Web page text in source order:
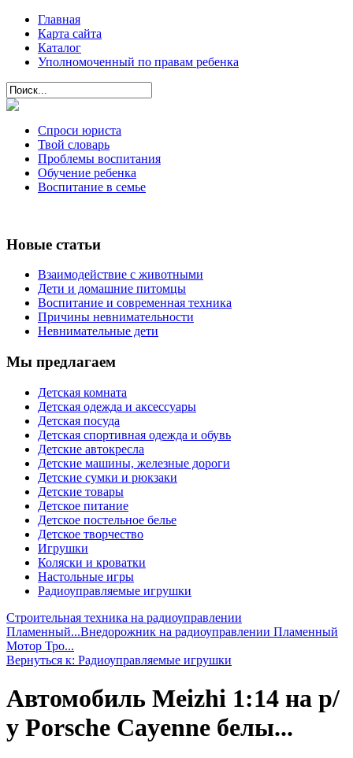
Главная
Карта сайта
Каталог
Уполномоченный по правам ребенка
Спроси юриста
Твой словарь
Проблемы воспитания
Обучение ребенка
Воспитание в семье
Новые статьи
Взаимодействие с животными
Дети и домашние питомцы
Воспитание и современная техника
Причины невнимательности
Невнимательные дети
Мы предлагаем
Детская комната
Детская одежда и аксессуары
Детская посуда
Детская спортивная одежда и обувь
Детские автокресла
Детские машины, железные дороги
Детские сумки и рюкзаки
Детские товары
Детское питание
Детское постельное белье
Детское творчество
Игрушки
Коляски и кроватки
Настольные игры
Радиоуправляемые игрушки
Строительная техника на радиоуправлении
Пламенный...Внедорожник на радиоуправлении Пламенный
Мотор Тро...
Вернуться к: Радиоуправляемые игрушки
Автомобиль Meizhi 1:14 на р/
у Porsche Cayenne белы...